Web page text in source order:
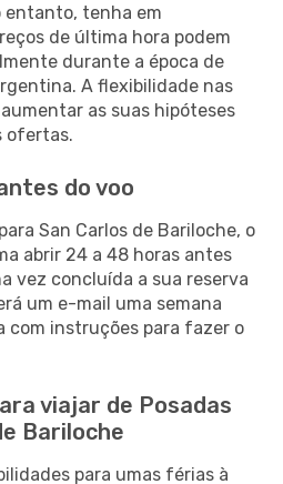
entanto, tenha em
de última hora podem
durante a época de
A flexibilidade nas
as suas hipóteses
ofertas.
do voo
San Carlos de Bariloche, o
abrir 24 a 48 horas antes
vez concluída a sua reserva
um e-mail uma semana
com instruções para fazer o
viajar de Posadas
Bariloche
para umas férias à